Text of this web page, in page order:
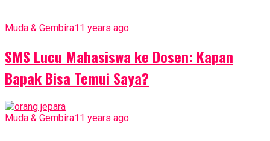
Muda & Gembira11 years ago
SMS Lucu Mahasiswa ke Dosen: Kapan
Bapak Bisa Temui Saya?
Muda & Gembira11 years ago